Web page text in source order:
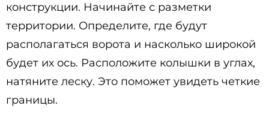
конструкции. Начинайте с разметки
территории. Определите, где будут
располагаться ворота и насколько широкой
будет их ось. Расположите колышки в углах,
натяните леску. Это поможет увидеть четкие
границы.